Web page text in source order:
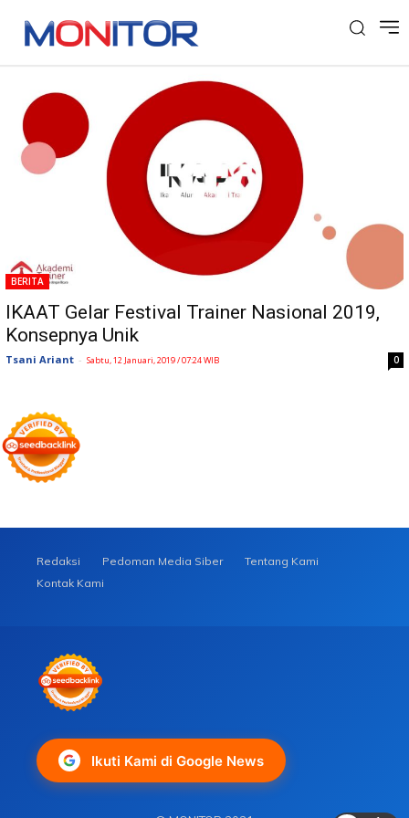
Tag: IKAAT
BERITA
IKAAT Gelar Festival Trainer Nasional 2019,
Konsepnya Unik
Tsani Ariant - Sabtu, 12 Januari, 2019 / 07:24 WIB 0
Redaksi Pedoman Media Siber
Tentang Kami
Kontak Kami
Ikuti Kami di Google News